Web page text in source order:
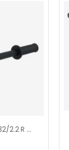
Perceuse À Main EHB 32/2.2 R R/L – 1800 W